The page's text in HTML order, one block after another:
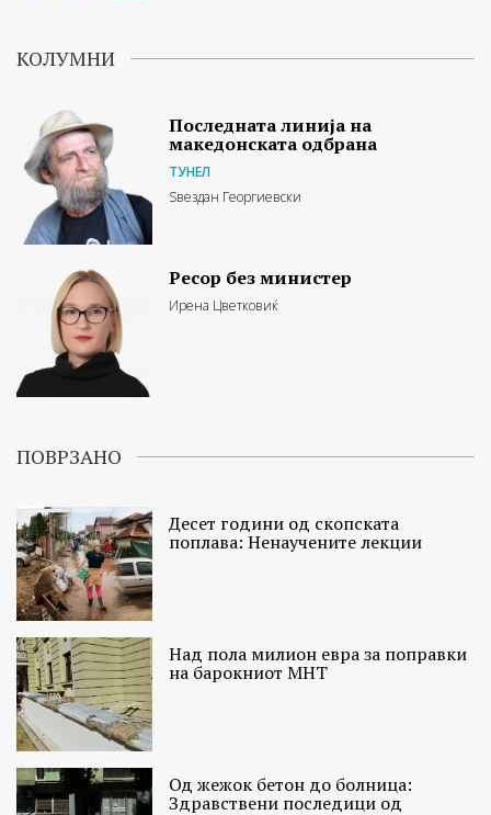
КОЛУМНИ
Последната линија на
македонската одбрана
ТУНЕЛ
Ѕвездан Георгиевски
Ресор без министер
Ирена Цветковиќ
ПОВРЗАНО
Десет години од скопската
поплава: Ненаучените лекции
Над пола милион евра за поправки
на барокниот МНТ
Од жежок бетон до болница:
Здравствени последици од